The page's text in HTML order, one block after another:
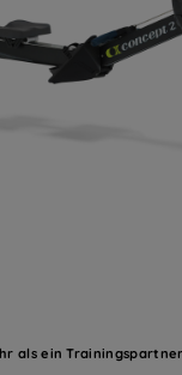
als ein Trainingspartner